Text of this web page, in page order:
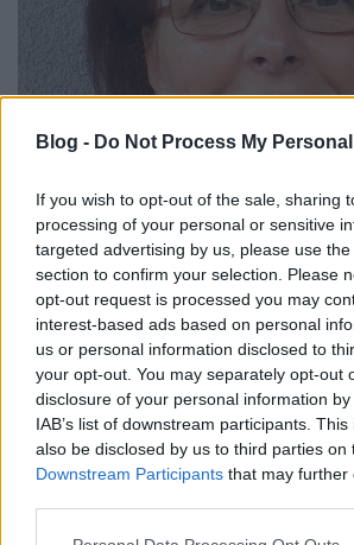
Blog - Do Not Process My
If you wish to opt-out of the sale, sharing
processing of your personal or sensitive
targeted advertising by us, please use
section to confirm your selection. Please
opt-out request is processed you may
interest-based ads based on personal
us or personal information disclosed to
your opt-out. You may separately opt-out
disclosure of your personal information
IAB’s list of downstream participants.
also be disclosed by us to third parties on
Downstream Participants that may further
Please note that this website/app uses
Hogyan készüljünk fel
nyelvtanérettségire?
Beszélgetés P. Lakatos
tételek magyar nyelvből című
szerzőjével
TINTA Könyvkiadó•2023. december 11.
A napokban dobta piacra a TINTA
Érettségi tételek magyar nyelvből
Ebből az alkalommal készített
Lakatos Ilonával, a könyv egyik